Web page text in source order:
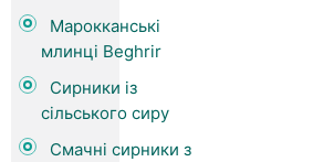
Марокканські
млинці Beghrir
Сирники із
сільського сиру
Смачні сирники з